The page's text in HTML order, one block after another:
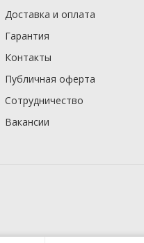
Доставка и оплата
Гарантия
Контакты
Публичная оферта
Сотрудничество
Вакансии